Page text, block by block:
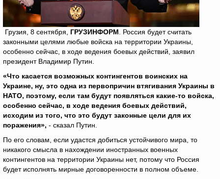
Грузия, 8 сентября, ГРУЗИНФОРМ . Россия будет считать
законными целями любые войска на территории Украины,
особенно сейчас, в ходе ведения боевых действий, заявил
президент Владимир Путин.
«Что касается возможных контингентов воинских на
Украине, ну, это одна из первопричин втягивания Украины в
НАТО, поэтому, если там будут появляться какие-то войска,
особенно сейчас, в ходе ведения боевых действий,
исходим из того, что это будут законные цели для их
поражения», - сказал Путин.
По его словам, если удастся добиться устойчивого мира, то
никакого смысла в нахождении иностранных военных
контингентов на территории Украины нет, потому что Россия
будет исполнять мирные договоренности в полном объеме.